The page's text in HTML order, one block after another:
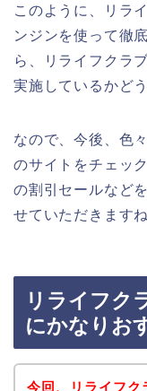
このように、リラ
ンジンを使って徹
ら、リライフクラ
実施しているかど
なので、今後、色
のサイトをチェッ
の割引セールなど
せていただきます
リライフク
にかなりお
今回、リライフク